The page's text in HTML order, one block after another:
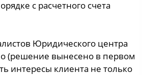
с расчетного счета
Юридического центра
(решение вынесено в первом
интересы клиента не только